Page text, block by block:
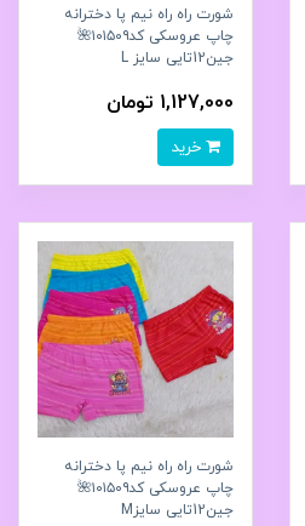
شورت راه راه نیم پا دخترانه
چاپ عروسکی کد۱۰۱۵۰۹🌺
جین12تایی سایز L
1,127,000 تومان
شورت راه راه نیم پا دخترانه
چاپ عروسکی کد۱۰۱۵۰۹🌺
جین12تایی سایزM